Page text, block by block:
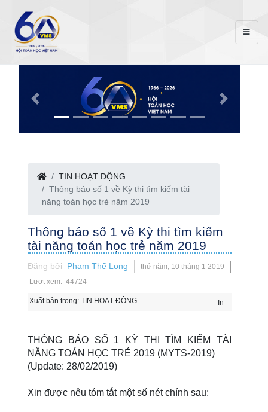
TIN HOẠT ĐỘNG
Thông báo số 1 về Kỳ thi tìm kiếm tài
năng toán học trẻ năm 2019
Thông báo số 1 về Kỳ thi tìm kiếm
tài năng toán học trẻ năm 2019
Đăng bởi Phạm Thế Long
thứ năm, 10 tháng 1 2019
Lượt xem: 44724
Xuất bản trong: TIN HOẠT ĐỘNG In
THÔNG BÁO SỐ 1 KỲ THI TÌM KIẾM TÀI
NĂNG TOÁN HỌC TRẺ 2019 (MYTS-2019)
(Update: 28/02/2019)
Xin được nêu tóm tắt một số nét chính sau: